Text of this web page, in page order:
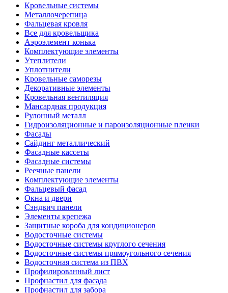
Кровельные системы
Металлочерепица
Фальцевая кровля
Все для кровельщика
Аэроэлемент конька
Комплектующие элементы
Утеплители
Уплотнители
Кровельные саморезы
Декоративные элементы
Кровельная вентиляция
Мансардная продукция
Рулонный металл
Гидроизоляционные и пароизоляционные пленки
Фасады
Сайдинг металлический
Фасадные кассеты
Фасадные системы
Реечные панели
Комплектующие элементы
Фальцевый фасад
Окна и двери
Сэндвич панели
Элементы крепежа
Защитные короба для кондиционеров
Водосточные системы
Водосточные системы круглого сечения
Водосточные системы прямоугольного сечения
Водосточная система из ПВХ
Профилированный лист
Профнастил для фасада
Профнастил для забора